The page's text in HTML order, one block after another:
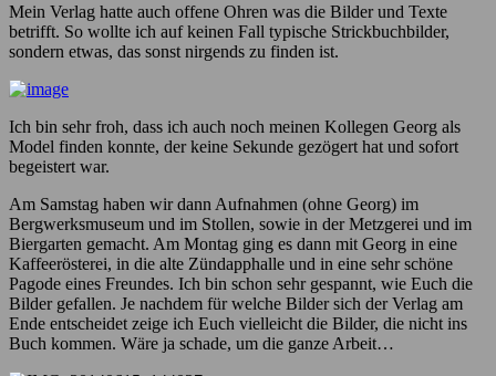
Mein Verlag hatte auch offene Ohren was die Bilder und Texte
betrifft. So wollte ich auf keinen Fall typische Strickbuchbilder,
sondern etwas, das sonst nirgends zu finden ist.
Ich bin sehr froh, dass ich auch noch meinen Kollegen Georg als
Model finden konnte, der keine Sekunde gezögert hat und sofort
begeistert war.
Am Samstag haben wir dann Aufnahmen (ohne Georg) im
Bergwerksmuseum und im Stollen, sowie in der Metzgerei und im
Biergarten gemacht. Am Montag ging es dann mit Georg in eine
Kaffeerösterei, in die alte Zündapphalle und in eine sehr schöne
Pagode eines Freundes. Ich bin schon sehr gespannt, wie Euch die
Bilder gefallen. Je nachdem für welche Bilder sich der Verlag am
Ende entscheidet zeige ich Euch vielleicht die Bilder, die nicht ins
Buch kommen. Wäre ja schade, um die ganze Arbeit…